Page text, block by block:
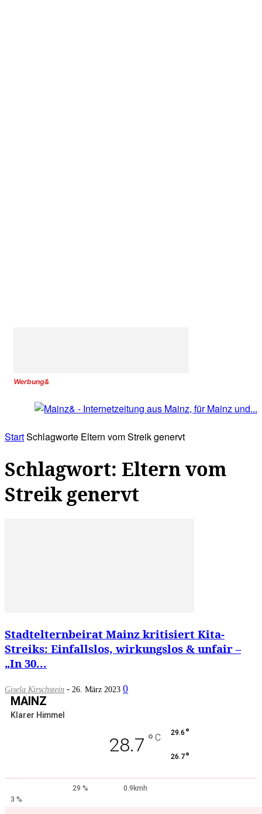
Werbung&
StartSchlagworte Eltern vom Streik genervt
Schlagwort: Eltern vom
Streik genervt
Stadtelternbeirat Mainz kritisiert Kita-
Streiks: Einfallslos, wirkungslos & unfair –
„In 30...
Gisela Kirschstein - 26. März 2023 0
MAINZ
Klarer Himmel
28.7 ° C 29.6 °
26.7°
29 %
0.9kmh
3 %